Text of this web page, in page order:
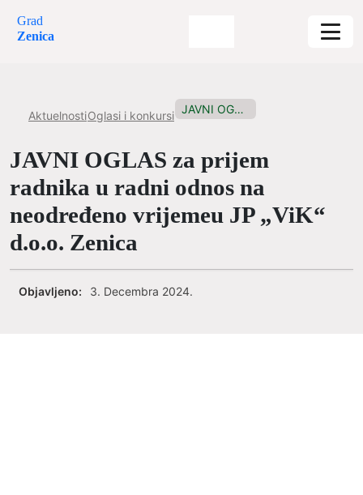
Grad
Zenica
AktuelnostiOglasi i konkursi JAVNI OGLAS za prijem radnika...
JAVNI OGLAS za prijem
radnika u radni odnos na
neodređeno vrijemeu JP „ViK“
d.o.o. Zenica
Objavljeno: 3. Decembra 2024.